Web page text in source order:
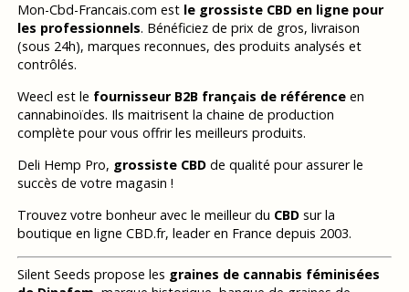
Mon-Cbd-Francais.com est le grossiste CBD en ligne pour
les professionnels. Bénéficiez de prix de gros, livraison
(sous 24h), marques reconnues, des produits analysés et
contrôlés.
Weecl est le fournisseur B2B français de référenceen
cannabinoïdes. Ils maitrisent la chaine de production
complète pour vous offrir les meilleurs produits.
Deli Hemp Pro, grossiste CBDde qualité pour assurer le
succès de votre magasin !
Trouvez votre bonheur avec le meilleur du CBDsur la
boutique en ligne CBD.fr, leader en France depuis 2003.
Silent Seeds propose les graines de cannabis féminisées